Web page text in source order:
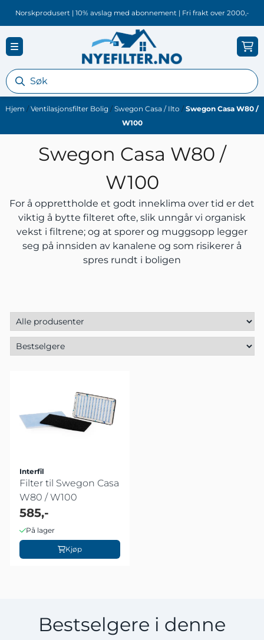
Hopp til innhold
Norskprodusert | 10% avslag med abonnement | Fri frakt over 2000,-
Hjem / Ventilasjonsfilter Bolig / Swegon Casa / Ilto / Swegon Casa W80 /
W100
Swegon Casa W80 /
W100
For å opprettholde et godt inneklima over tid er det
viktig å bytte filteret ofte, slik unngår vi organisk
vekst i filtrene; og at sporer og muggsopp legger
seg på innsiden av kanalene og som risikerer å
spres rundt i boligen
Interfil
Filter til Swegon Casa
W80 / W100
585,-
På lager
Kjøp
Bestselgere i denne